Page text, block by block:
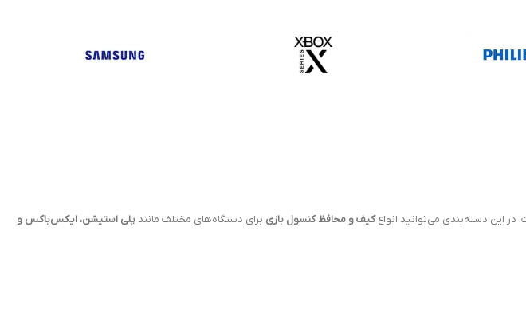
این دسته‌بندی می‌توانید انواعکیف و محافظ کنسول بازی برای دستگاه‌های مختلف مانند پلی استیشن، ایکس‌باکس و